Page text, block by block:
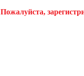
Пожалуйста,